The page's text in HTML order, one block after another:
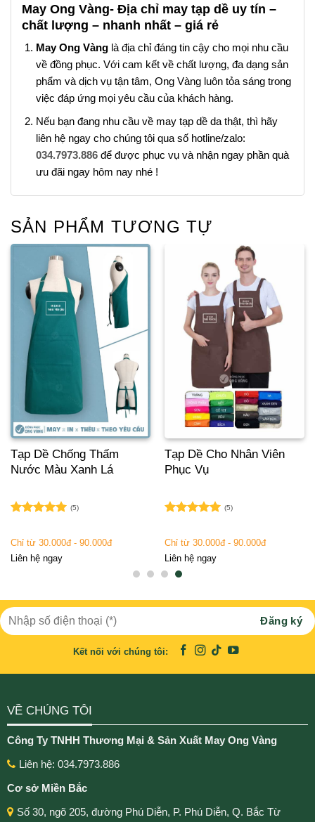
May Ong Vàng- Địa chỉ may tạp dề uy tín –
chất lượng – nhanh nhất – giá rẻ
May Ong Vànglà địa chỉ đáng tin cậy cho mọi nhu cầu
về đồng phục. Với cam kết về chất lượng, đa dạng sản
phẩm và dịch vụ tận tâm, Ong Vàng luôn tỏa sáng trong
việc đáp ứng mọi yêu cầu của khách hàng.
Nếu bạn đang nhu cầu về may tạp dề da thật, thì hãy
liên hệ ngay cho chúng tôi qua số hotline/zalo:
034.7973.886để được phục vụ và nhận ngay phần quà
ưu đãi ngay hôm nay nhé !
SẢN PHẨM TƯƠNG TỰ
Tạp Dề Cho Nhân Viên
Phục Vụ
5 sao
(5)
Chỉ từ 30.000đ - 90.000đ
Liên hệ ngay
Tạp Dề Chống Thấm
Nước Màu Xanh Lá
5 sao
(5)
Chỉ từ 30.000đ - 90.000đ
Liên hệ ngay
Kết nối với chúng tôi:
VỀ CHÚNG TÔI
Công Ty TNHH Thương Mại & Sản Xuất May Ong Vàng
Liên hệ: 034.7973.886
Cơ sở Miền Bắc
Số 30, ngõ 205, đường Phú Diễn, P. Phú Diễn, Q. Bắc Từ